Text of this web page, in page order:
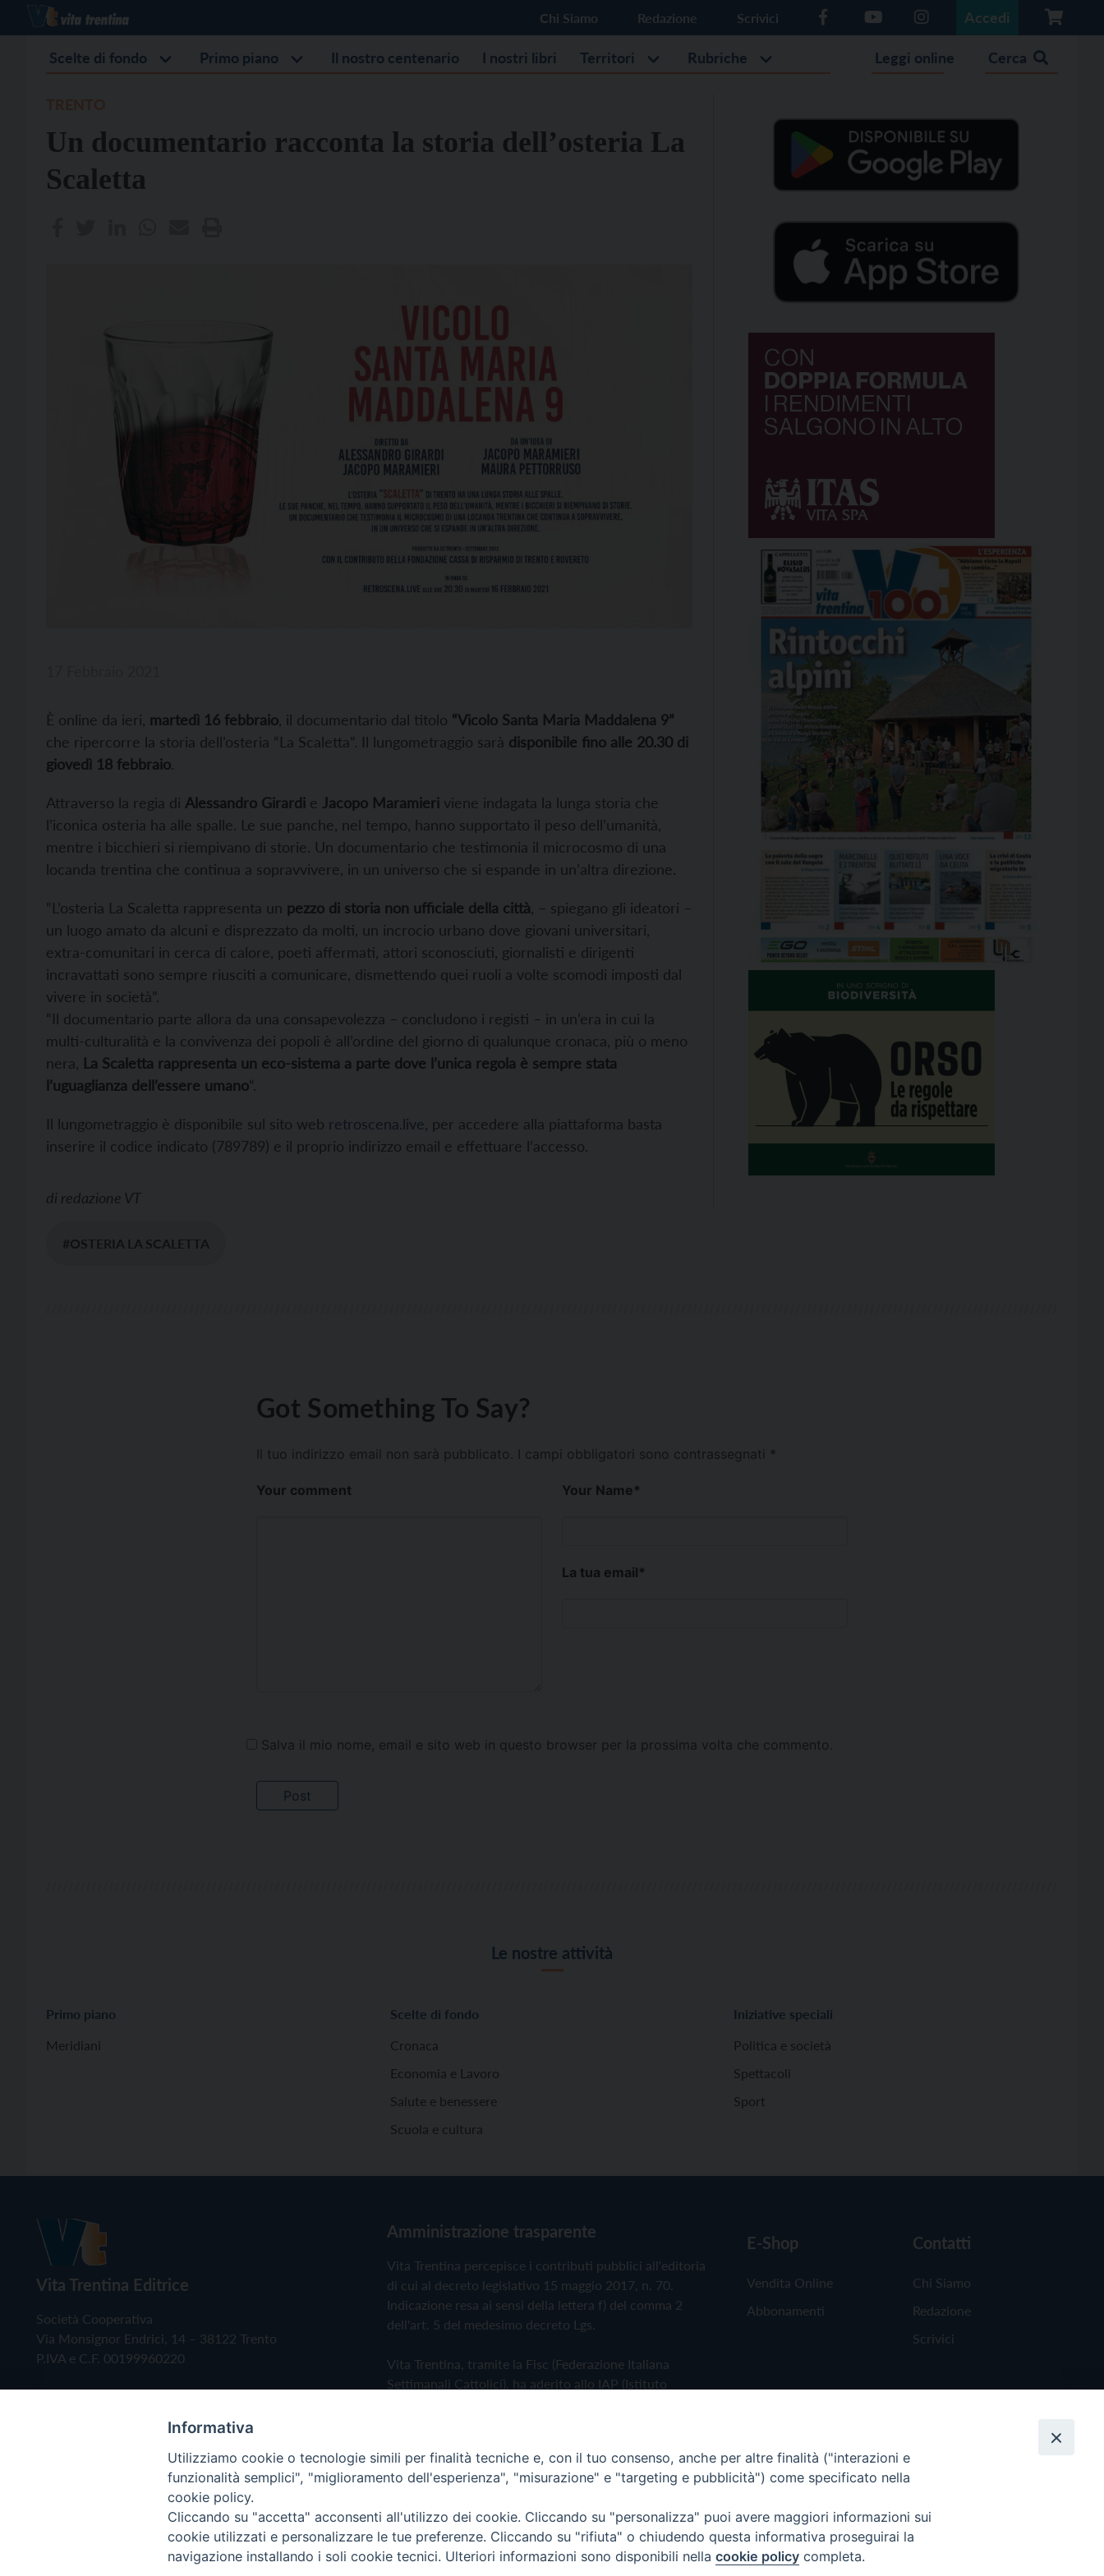
Chi Siamo Redazione Scrivici Accedi
Scelte di fondo Primo piano Il nostro centenario I nostri libri Territori Rubriche Leggi online Cerca
Un documentario racconta la storia dell’osteria La
Scaletta
È online da ieri, martedì 16 febbraio , il documentario dal titolo “Vicolo Santa Maria Maddalena 9”
che ripercorre la storia dell’osteria “La Scaletta”. Il lungometraggio sarà disponibile fino alle 20.30 di
giovedì 18 febbraio.
Attraverso la regia di Alessandro Girardi e Jacopo Maramieri viene indagata la lunga storia che
l’iconica osteria ha alle spalle. Le sue panche, nel tempo, hanno supportato il peso dell’umanità,
mentre i bicchieri si riempivano di storie. Un documentario che testimonia il microcosmo di una
locanda trentina che continua a sopravvivere, in un universo che si espande in un’altra direzione.
“L’osteria La Scaletta rappresenta un pezzo di storia non ufficiale della città , – spiegano gli ideatori –
un luogo amato da alcuni e disprezzato da molti, un incrocio urbano dove giovani universitari,
extra-comunitari in cerca di calore, poeti affermati, attori sconosciuti, giornalisti e dirigenti
incravattati sono sempre riusciti a comunicare, dismettendo quei ruoli a volte scomodi imposti dal
vivere in società”.
“Il documentario parte allora da una consapevolezza – concludono i registi – in un’era in cui la
multi-culturalità e la convivenza dei popoli è all’ordine del giorno di qualunque cronaca, più o meno
nera, La Scaletta rappresenta un eco-sistema a parte dove l’unica regola è sempre stata
l’uguaglianza dell’essere umano“.
Il lungometraggio è disponibile sul sito web retroscena.live , per accedere alla piattaforma basta
inserire il codice indicato (789789) e il proprio indirizzo email e effettuare l’accesso.
di redazione VT
#OSTERIA LA SCALETTA
Got Something To Say?
Il tuo indirizzo email non sarà pubblicato. I campi obbligatori sono contrassegnati *
Your comment Your Name*
La tua email*
Salva il mio nome, email e sito web in questo browser per la prossima volta che commento.
Le nostre attività
Primo piano
Meridiani
Scelte di fondo
Cronaca
Economia e Lavoro
Salute e benessere
Scuola e cultura
Iniziative speciali
Politica e società
Spettacoli
Sport
Vita Trentina Editrice
Società Cooperativa
Via Monsignor Endrici, 14 – 38122 Trento
P.IVA e C.F. 00199960220
Amministrazione trasparente
Vita Trentina percepisce i contributi pubblici all'editoria
di cui al decreto legislativo 15 maggio 2017, n. 70.
Indicazione resa ai sensi della lettera f) del comma 2
dell'art. 5 del medesimo decreto Lgs.
Vita Trentina, tramite la Fisc (Federazione Italiana
Settimanali Cattolici), ha aderito allo IAP (Istituto
Privacy Policy Cookie Policy
E-Shop
Vendita Online
Abbonamenti
Contatti
Chi Siamo
Redazione
Scrivici
Copyright © 2019 - Tutti i diritti riservati - Vita Trentina Editrice
Informativa
Utilizziamo cookie o tecnologie simili per finalità tecniche e, con il tuo consenso, anche per altre finalità ("interazioni e
funzionalità semplici", "miglioramento dell'esperienza", "misurazione" e "targeting e pubblicità") come specificato nella
cookie policy.
Cliccando su "accetta" acconsenti all'utilizzo dei cookie. Cliccando su "personalizza" puoi avere maggiori informazioni sui
cookie utilizzati e personalizzare le tue preferenze. Cliccando su "rifiuta" o chiudendo questa informativa proseguirai la
navigazione installando i soli cookie tecnici. Ulteriori informazioni sono disponibili nella cookie policy completa.